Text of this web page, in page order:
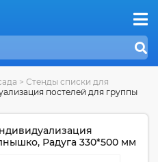
> Стенды списки для
постелей для группы
Радуга 330*500 мм